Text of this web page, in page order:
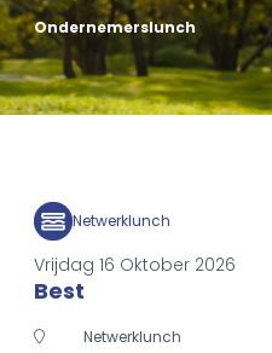
Ondernemerslunch
Netwerklunch
Vrijdag 16 Oktober 2026
Best
Netwerklunch